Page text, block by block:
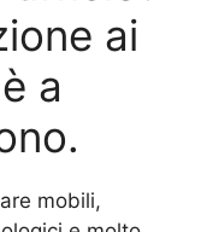
ai
a
mobili,